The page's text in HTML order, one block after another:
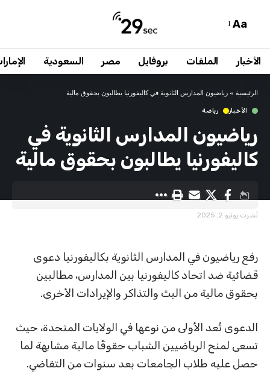
Aa
الأخبار الملفات بروفايل مصر السعودية
الرئيسية » رياضيون المدارس الثانوية في كاليفورنيا يطالبون بحقوق مالية
الأخبار رياضة
رياضيون المدارس الثانوية في
كاليفورنيا يطالبون بحقوق مالية
نُشرت يونيو 2, 2025
رفع رياضيون في المدارس الثانوية بكاليفورنيا دعوى
قضائية ضد اتحاد كاليفورنيا بين المدارس، مطالبين
بحقوق مالية من البث والتذاكر والإيرادات الأخرى.
الدعوى تُعد الأولى من نوعها في الولايات المتحدة، حيث
تسعى لمنح الرياضيين الشباب حقوقًا مالية مشابهة لما
حصل عليه طلاب الجامعات بعد سنوات من التقاضي.